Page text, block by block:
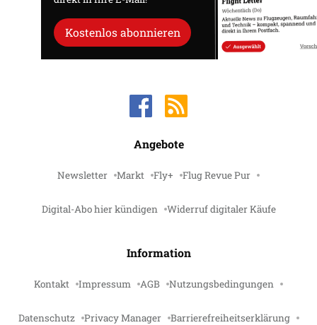
Kostenlos abonnieren
Angebote
Newsletter Markt Fly+ Flug Revue Pur
Digital-Abo hier kündigen Widerruf digitaler Käufe
Information
Kontakt Impressum AGB Nutzungsbedingungen
Datenschutz Privacy Manager Barrierefreiheitserklärung